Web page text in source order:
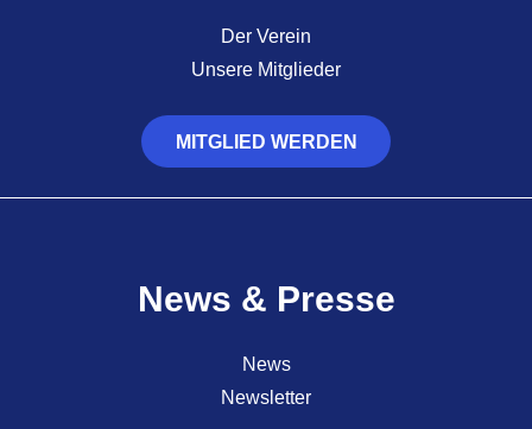
Der Verein
Unsere Mitglieder
MITGLIED WERDEN
News & Presse
News
Newsletter